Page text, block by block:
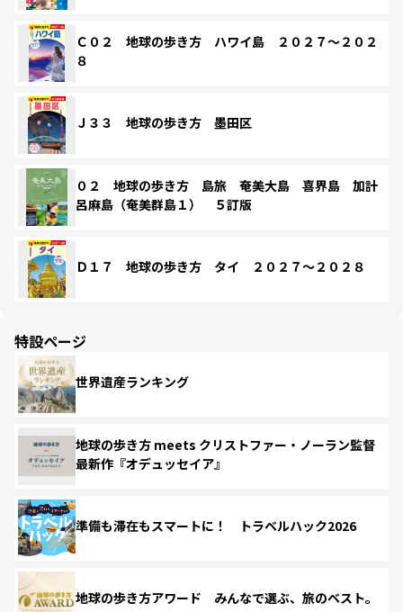
Ｃ０２ 地球の歩き方 ハワイ島 ２０２７～２０２
８
Ｊ３３ 地球の歩き方 墨田区
０２ 地球の歩き方 島旅 奄美大島 喜界島 加計
呂麻島（奄美群島１） ５訂版
Ｄ１７ 地球の歩き方 タイ ２０２７～２０２８
特設ページ
世界遺産ランキング
地球の歩き方 meets クリストファー・ノーラン監督
最新作『オデュッセイア』
準備も滞在もスマートに！ トラベルハック2026
地球の歩き方アワード みんなで選ぶ、旅のベスト。